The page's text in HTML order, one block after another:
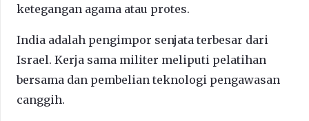
ketegangan agama atau protes.
India adalah pengimpor senjata terbesar dari
Israel. Kerja sama militer meliputi pelatihan
bersama dan pembelian teknologi pengawasan
canggih.